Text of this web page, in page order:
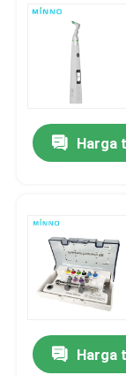
Rumah
Harga
Harga